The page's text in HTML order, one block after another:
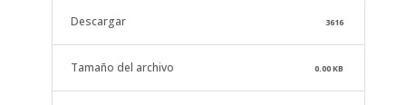
Descargar 3616
Tamaño del archivo 0.00 KB